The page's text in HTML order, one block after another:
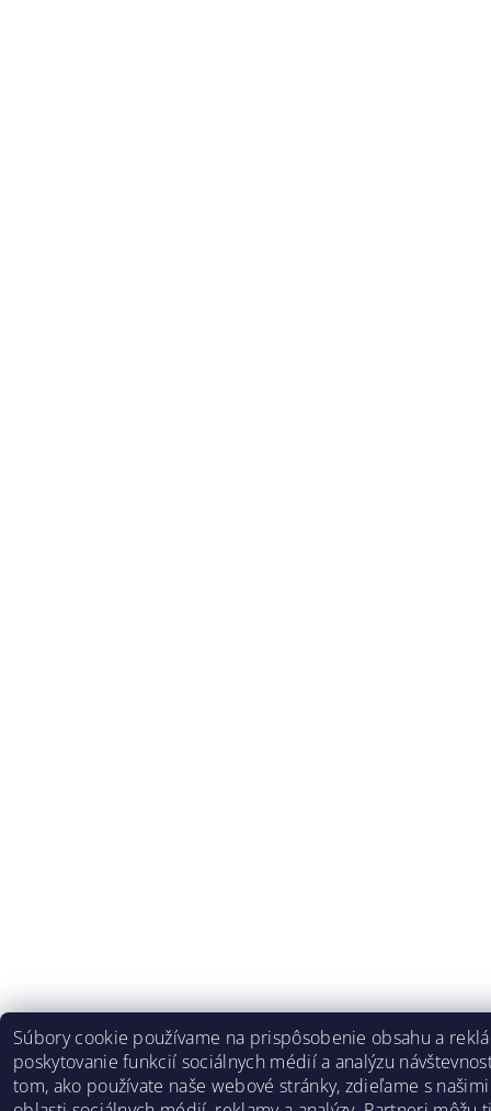
Súbory cookie používame na prispôsobenie obsahu a
poskytovanie funkcií sociálnych médií a analýzu
tom, ako používate naše webové stránky, zdieľame s